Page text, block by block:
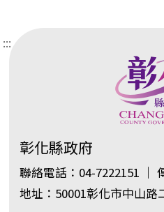
:::
彰化縣政府
聯絡電話：04-7222151 ｜
地址：50001彰化市中山路